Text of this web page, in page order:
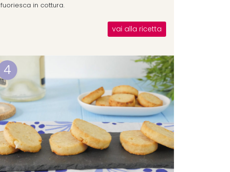
fuoriesca in cottura.
vai alla ricetta
4